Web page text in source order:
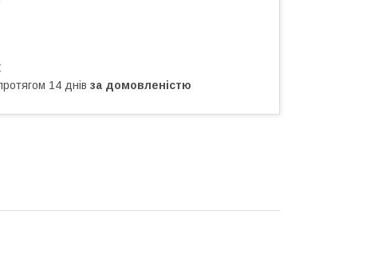
14 днів за домовленістю